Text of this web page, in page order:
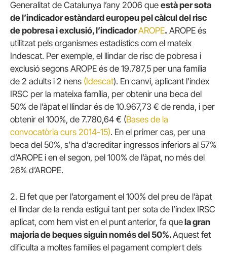
Generalitat de Catalunya l’any 2006 que està per sota
de l’indicador estàndard europeu pel càlcul del risc
de pobresa i exclusió, l’indicadorAROPE. AROPE és
utilitzat pels organismes estadístics com el mateix
Indescat. Per exemple, el llindar de risc de pobresa i
exclusió segons AROPE és de 19.787,5 per una família
de 2 adults i 2 nens (Idescat). En canvi, aplicant l’índex
IRSC per la mateixa família, per obtenir una beca del
50% de l’àpat el llindar és de 10.967,73 € de renda, i per
obtenir el 100%, de 7.780,64 € (Bases de la
convocatòria curs 2014-15). En el primer cas, per una
beca del 50%, s’ha d’acreditar ingressos inferiors al 57%
d’AROPE i en el segon, pel 100% de l’àpat, no més del
26% d’AROPE.
2. El fet que per l’atorgament el 100% del preu de l’àpat
el llindar de la renda estigui tant per sota de l’índex IRSC
aplicat, com hem vist en el punt anterior, fa quela gran
majoria de beques siguin només del 50%.Aquest fet
dificulta a moltes famílies el pagament complert dels